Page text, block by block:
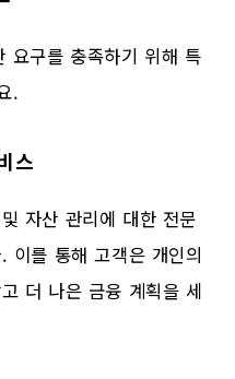
요구를 충족하기 위해 특
.
스
자산 관리에 대한 전문
이를 통해 고객은 개인의
더 나은 금융 계획을 세